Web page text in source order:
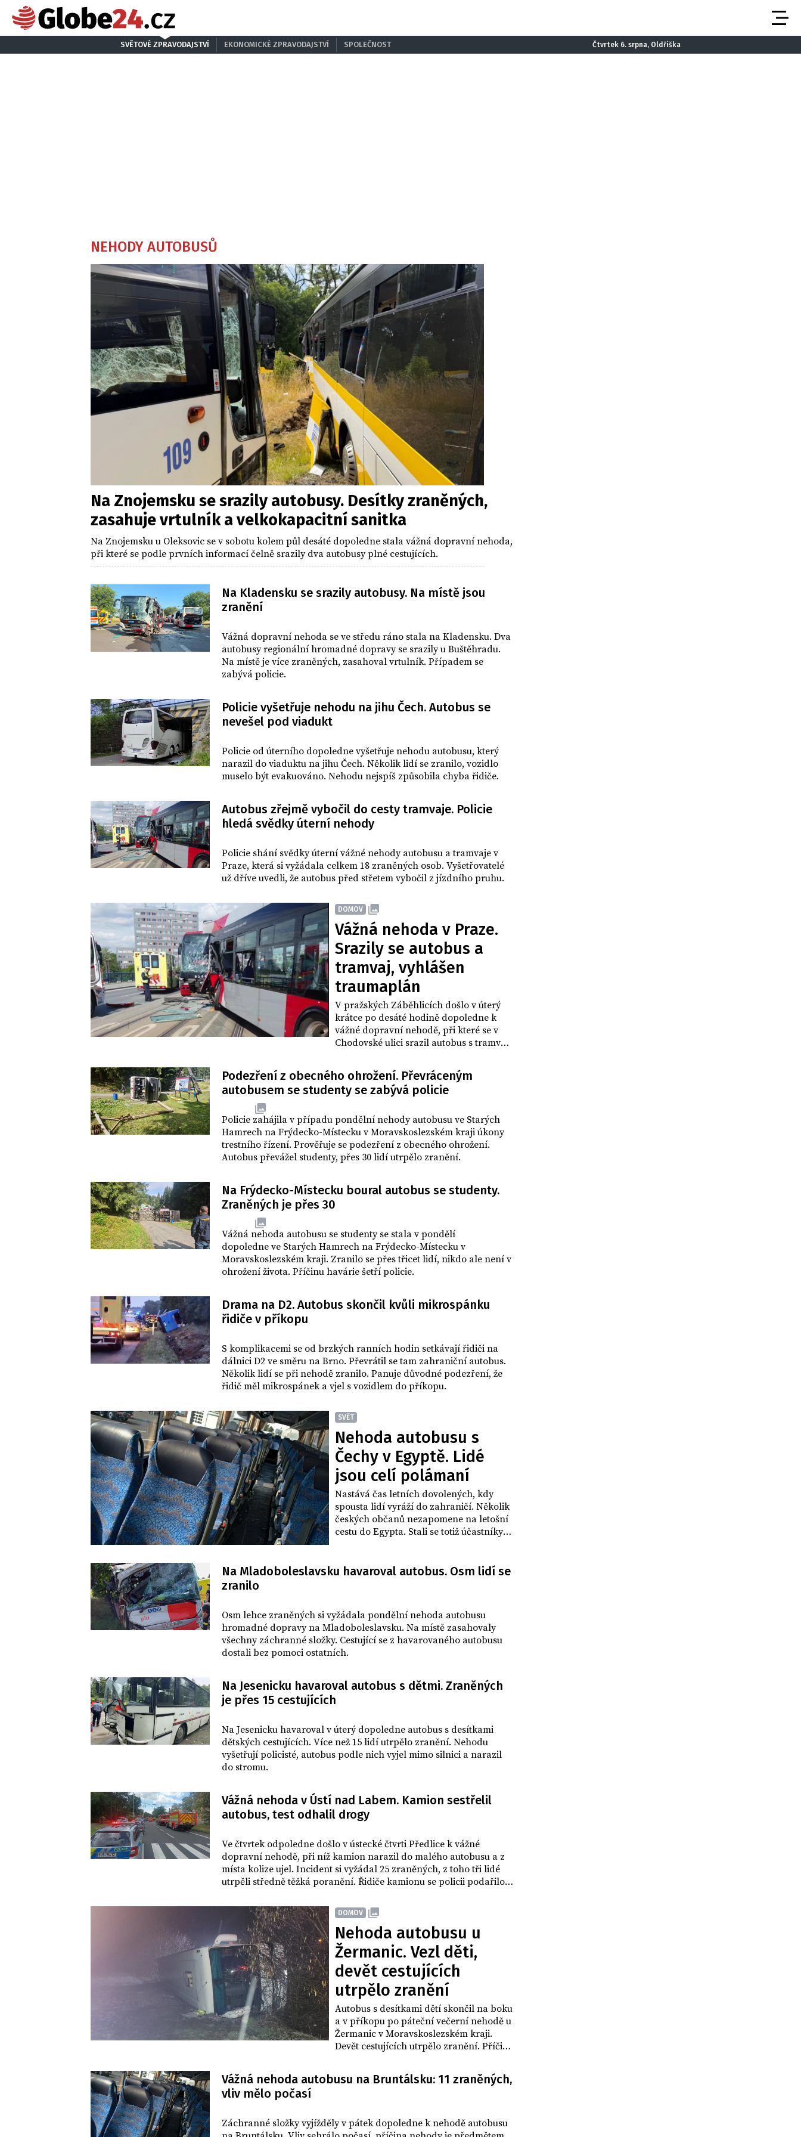
SVĚTOVÉ ZPRAVODAJSTVÍ EKONOMICKÉ ZPRAVODAJSTVÍ SPOLEČNOST Čtvrtek 6. srpna, Oldřiška
NEHODY AUTOBUSŮ
Na Znojemsku se srazily autobusy. Desítky zraněných,
zasahuje vrtulník a velkokapacitní sanitka
Na Znojemsku u Oleksovic se v sobotu kolem půl desáté dopoledne stala vážná dopravní nehoda,
při které se podle prvních informací čelně srazily dva autobusy plné cestujících.
Na Kladensku se srazily autobusy. Na místě jsou
zranění
Vážná dopravní nehoda se ve středu ráno stala na Kladensku. Dva
autobusy regionální hromadné dopravy se srazily u Buštěhradu.
Na místě je více zraněných, zasahoval vrtulník. Případem se
zabývá policie.
Policie vyšetřuje nehodu na jihu Čech. Autobus se
nevešel pod viadukt
Policie od úterního dopoledne vyšetřuje nehodu autobusu, který
narazil do viaduktu na jihu Čech. Několik lidí se zranilo, vozidlo
muselo být evakuováno. Nehodu nejspíš způsobila chyba řidiče.
Autobus zřejmě vybočil do cesty tramvaje. Policie
hledá svědky úterní nehody
Policie shání svědky úterní vážné nehody autobusu a tramvaje v
Praze, která si vyžádala celkem 18 zraněných osob. Vyšetřovatelé
už dříve uvedli, že autobus před střetem vybočil z jízdního pruhu.
DOMOV
Vážná nehoda v Praze.
Srazily se autobus a
tramvaj, vyhlášen
traumaplán
V pražských Záběhlicích došlo v úterý
krátce po desáté hodině dopoledne k
vážné dopravní nehodě, při které se v
Chodovské ulici srazil autobus s tramvají.
integrovaného záchranného systému.
Podezření z obecného ohrožení. Převráceným
autobusem se studenty se zabývá policie
Policie zahájila v případu pondělní nehody autobusu ve Starých
Hamrech na Frýdecko-Místecku v Moravskoslezském kraji úkony
trestního řízení. Prověřuje se podezření z obecného ohrožení.
Autobus převážel studenty, přes 30 lidí utrpělo zranění.
Na Frýdecko-Místecku boural autobus se studenty.
Zraněných je přes 30
Vážná nehoda autobusu se studenty se stala v pondělí
dopoledne ve Starých Hamrech na Frýdecko-Místecku v
Moravskoslezském kraji. Zranilo se přes třicet lidí, nikdo ale není v
ohrožení života. Příčinu havárie šetří policie.
Drama na D2. Autobus skončil kvůli mikrospánku
řidiče v příkopu
S komplikacemi se od brzkých ranních hodin setkávají řidiči na
dálnici D2 ve směru na Brno. Převrátil se tam zahraniční autobus.
Několik lidí se při nehodě zranilo. Panuje důvodné podezření, že
řidič měl mikrospánek a vjel s vozidlem do příkopu.
SVĚT
Nehoda autobusu s
Čechy v Egyptě. Lidé
jsou celí polámaní
Nastává čas letních dovolených, kdy
spousta lidí vyráží do zahraničí. Několik
českých občanů nezapomene na letošní
cestu do Egypta. Stali se totiž účastníky
nemocnice.
Na Mladoboleslavsku havaroval autobus. Osm lidí se
zranilo
Osm lehce zraněných si vyžádala pondělní nehoda autobusu
hromadné dopravy na Mladoboleslavsku. Na místě zasahovaly
všechny záchranné složky. Cestující se z havarovaného autobusu
dostali bez pomoci ostatních.
Na Jesenicku havaroval autobus s dětmi. Zraněných
je přes 15 cestujících
Na Jesenicku havaroval v úterý dopoledne autobus s desítkami
dětských cestujících. Více než 15 lidí utrpělo zranění. Nehodu
vyšetřují policisté, autobus podle nich vyjel mimo silnici a narazil
do stromu.
Vážná nehoda v Ústí nad Labem. Kamion sestřelil
autobus, test odhalil drogy
Ve čtvrtek odpoledne došlo v ústecké čtvrti Předlice k vážné
dopravní nehodě, při níž kamion narazil do malého autobusu a z
místa kolize ujel. Incident si vyžádal 25 zraněných, z toho tři lidé
utrpěli středně těžká poranění. Řidiče kamionu se policii podařilo
zkouška na přítomnost drog vyšla pozitivně.
DOMOV
Nehoda autobusu u
Žermanic. Vezl děti,
devět cestujících
utrpělo zranění
Autobus s desítkami dětí skončil na boku
a v příkopu po páteční večerní nehodě u
Žermanic v Moravskoslezském kraji.
Devět cestujících utrpělo zranění. Příčina
Vážná nehoda autobusu na Bruntálsku: 11 zraněných,
vliv mělo počasí
Záchranné složky vyjížděly v pátek dopoledne k nehodě autobusu